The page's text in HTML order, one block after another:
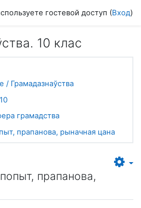
гостевой доступ (Вход)
10 клас
Грамадазнаўства
грамадства
прапанова, рыначная цана
прапанова,